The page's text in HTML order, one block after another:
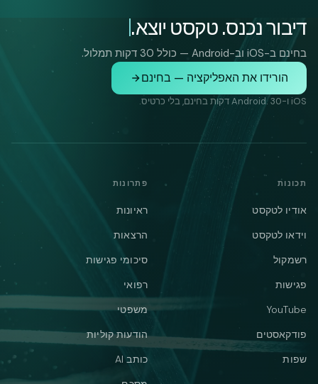
דיבור נכנס. טקסט יוצא.
בחינם ב-iOS וב-Android — כולל 30 דקות תמלול.
הורידו את האפליקציה — בחינם
iOS ו-Android. 30 דקות בחינם, בלי כרטיס.
תכונות
אודיו לטקסט
וידאו לטקסט
רשמקול
פגישות
YouTube
פודקאסטים
שפות
פתרונות
ראיונות
הרצאות
סיכומי פגישות
רפואי
משפטי
הודעות קוליות
כותב AI